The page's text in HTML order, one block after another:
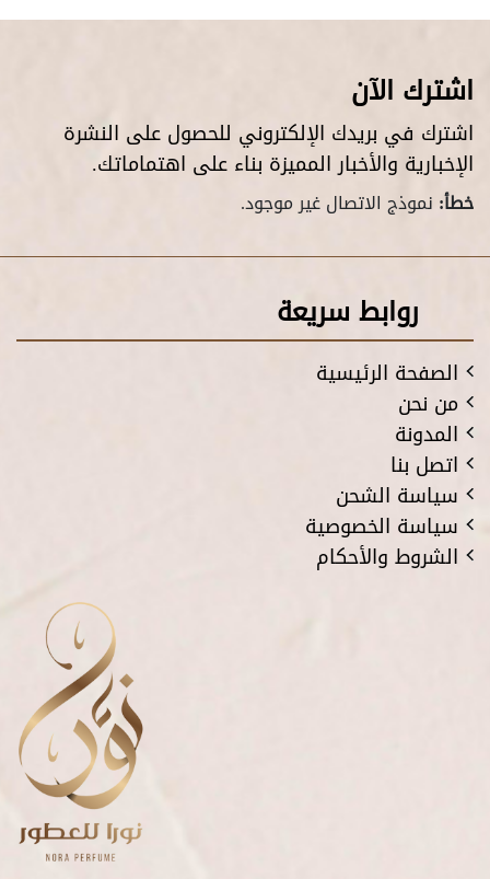
اشترك الآن
اشترك في بريدك الإلكتروني للحصول على النشرة
الإخبارية والأخبار المميزة بناء على اهتماماتك.
خطأ: نموذج الاتصال غير موجود.
روابط سريعة
الصفحة الرئيسية
من نحن
المدونة
اتصل بنا
سياسة الشحن
سياسة الخصوصية
الشروط والأحكام